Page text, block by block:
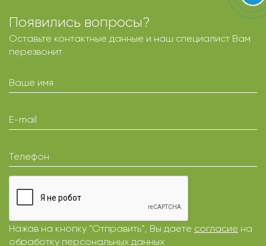
Появились вопросы?
Оставьте контактные данные и наш специалист Вам
перезвонит
Ваше имя
E-mail
Телефон
Нажав на кнопку “Отправить”, Вы даете согласие на
обработку персональных данных